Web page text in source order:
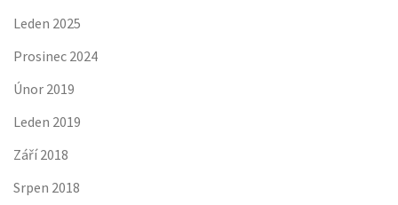
Leden 2025
Prosinec 2024
Únor 2019
Leden 2019
Září 2018
Srpen 2018